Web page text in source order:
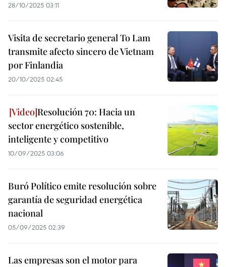
28/10/2025 03:11
Visita de secretario general To Lam
transmite afecto sincero de Vietnam
por Finlandia
20/10/2025 02:45
Resolución 70: Hacia un
sector energético sostenible,
inteligente y competitivo
10/09/2025 03:06
Buró Político emite resolución sobre
garantía de seguridad energética
nacional
05/09/2025 02:39
Las empresas son el motor para